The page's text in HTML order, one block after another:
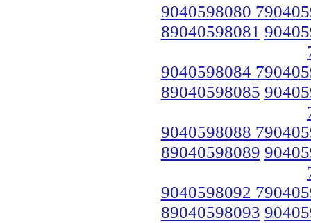
9040598080
89040598081
9040598084
89040598085
9040598088
89040598089
9040598092
89040598093